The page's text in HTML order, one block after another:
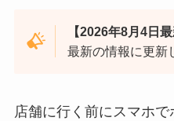
【2026年8月4日最
最新の情報に更新
店舗に行く前にスマホ